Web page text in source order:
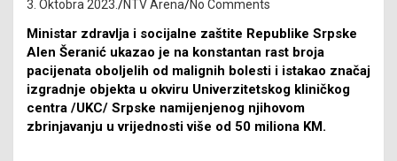
3. Oktobra 2023. NTV Arena No Comments
Ministar zdravlja i socijalne zaštite Republike Srpske
Alen Šeranić ukazao je na konstantan rast broja
pacijenata oboljelih od malignih bolesti i istakao značaj
izgradnje objekta u okviru Univerzitetskog kliničkog
centra /UKC/ Srpske namijenjenog njihovom
zbrinjavanju u vrijednosti više od 50 miliona KM.